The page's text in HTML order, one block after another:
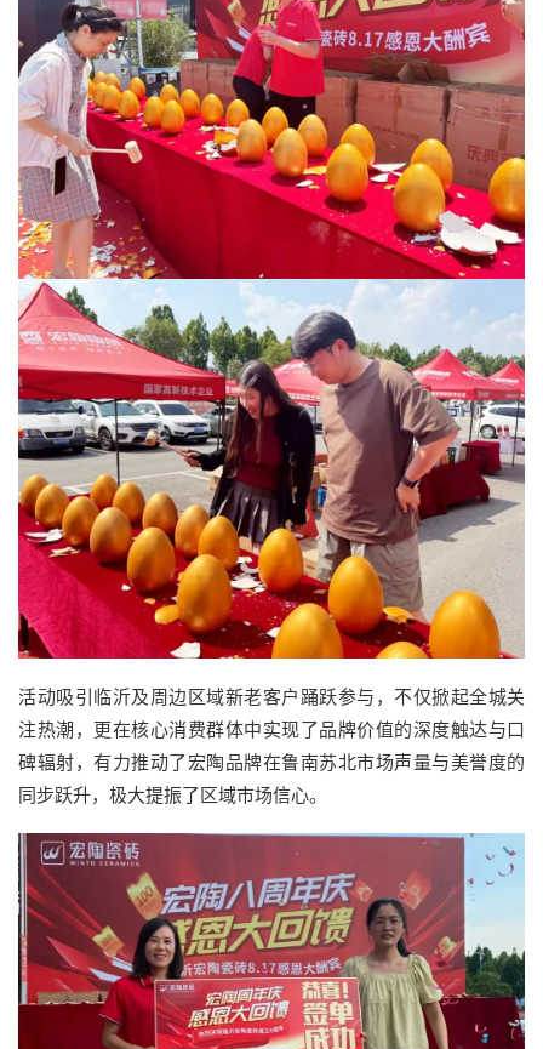
活动吸引临沂及周边区域新老客户踊跃参与，不仅掀起全城关
注热潮，更在核心消费群体中实现了品牌价值的深度触达与口
碑辐射，有力推动了宏陶品牌在鲁南苏北市场声量与美誉度的
同步跃升，极大提振了区域市场信心。